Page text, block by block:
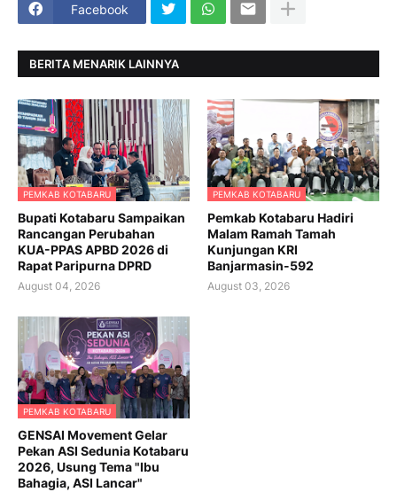
Facebook
BERITA MENARIK LAINNYA
PEMKAB KOTABARU
Bupati Kotabaru Sampaikan
Rancangan Perubahan
KUA-PPAS APBD 2026 di
Rapat Paripurna DPRD
August 04, 2026
PEMKAB KOTABARU
Pemkab Kotabaru Hadiri
Malam Ramah Tamah
Kunjungan KRI
Banjarmasin-592
August 03, 2026
PEMKAB KOTABARU
GENSAI Movement Gelar
Pekan ASI Sedunia Kotabaru
2026, Usung Tema "Ibu
Bahagia, ASI Lancar"